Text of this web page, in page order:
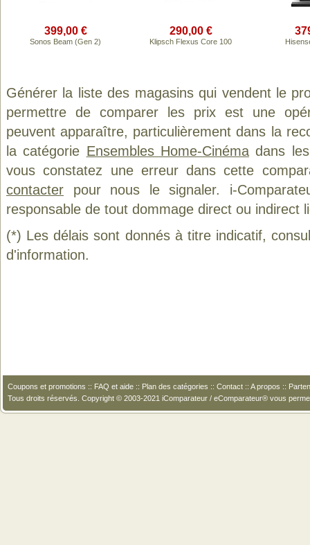
399,00 €
Sonos Beam (Gen 2)
290,00 €
Klipsch Flexus Core 100
Générer la liste des magasins qui vendent le
permettre de comparer les prix est une
peuvent apparaître, particulièrement dans la
la catégorie Ensembles Home-Cinémadans les
vous constatez une erreur dans cette
contacter pour nous le signaler. i-
responsable de tout dommage direct ou indirect
(*) Les délais sont donnés à titre indicatif,
d'information.
Coupons et promotions :: FAQ et aide :: Plan des catégories :: Contact :: A propos ::
Tous droits réservés. Copyright © 2003-2021 iComparateur / eComparateur® vous